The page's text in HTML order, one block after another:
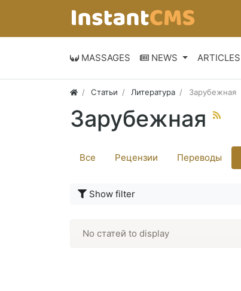
MASSAGES NEWS ARTICLES
Статьи Литература Зарубежная
Зарубежная
Все Рецензии Переводы
Show filter
No статей to display